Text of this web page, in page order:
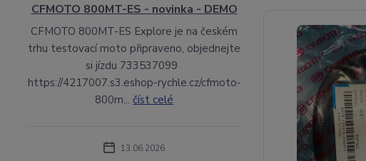
CFMOTO 800MT-ES - novinka - DEMO
CFMOTO 800MT-ES Explore je na českém
trhu testovací moto připraveno, objednejte
si jízdu 733537099
https://4217007.s3.eshop-rychle.cz/cfmoto-
800m...číst celé
13.06.2026